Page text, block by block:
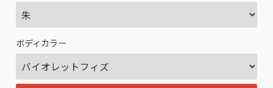
ボディカラー